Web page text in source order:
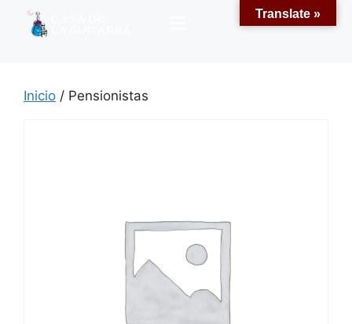
Inicio / Pensionistas
Translate »